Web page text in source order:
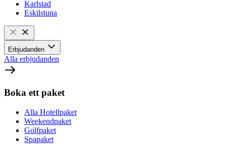
Karlstad
Eskilstuna
Erbjudanden
Alla erbjudanden
Boka ett paket
Alla Hotellpaket
Weekendpaket
Golfpaket
Spapaket